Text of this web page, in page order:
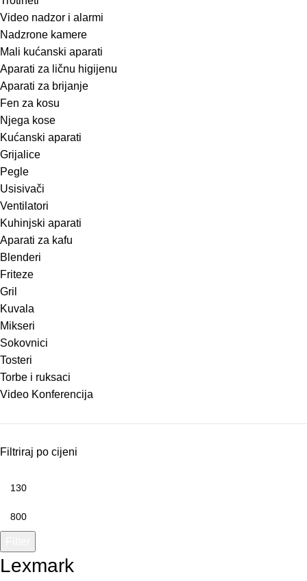
Video nadzor i alarmi
Nadzrone kamere
Mali kućanski aparati
Aparati za ličnu higijenu
Aparati za brijanje
Fen za kosu
Njega kose
Kućanski aparati
Grijalice
Pegle
Usisivači
Ventilatori
Kuhinjski aparati
Aparati za kafu
Blenderi
Friteze
Gril
Kuvala
Mikseri
Sokovnici
Tosteri
Torbe i ruksaci
Video Konferencija
Filtriraj po cijeni
Lexmark